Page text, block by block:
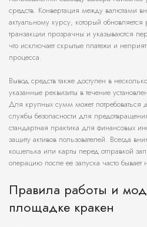
средств. Конвертация между валютами
актуальному курсу, который
транзакции прозрачны и указываются
что исключает скрытые платежи и
процесса.
Вывод средств также доступен в
указанные реквизиты в течение
Для крупных сумм может потребоваться
службы безопасности для
стандартная практика для финансовых
защиту активов пользователей. Всегда
кошелька или карты перед отправкой
операцию после ее запуска часто бывает
Правила работы и
площадке кракен